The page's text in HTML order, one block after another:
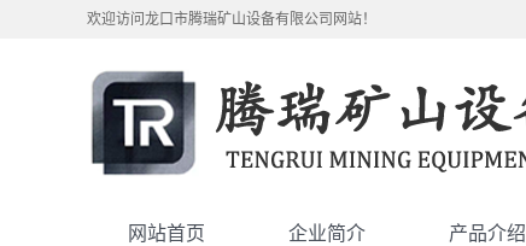
欢迎访问龙口市腾瑞矿山设备有限公司网站！
网站首页 企业简介 产品介绍